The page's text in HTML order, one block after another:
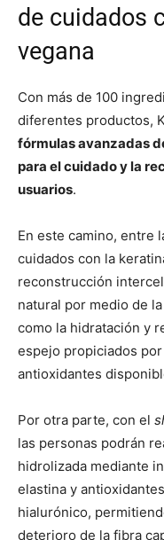
de cuidados
vegana
Con más de 100
diferentes productos,
fórmulas avanzadas
para el cuidado y la
usuarios.
En este camino, entre
cuidados con la
reconstrucción
natural por medio de
como la hidratación y
espejo propiciados
antioxidantes
Por otra parte, con el
las personas podrán
hidrolizada mediante
elastina y
hialurónico,
deterioro de la fibra